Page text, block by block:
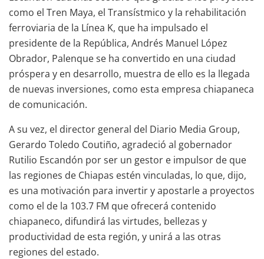
como el Tren Maya, el Transístmico y la rehabilitación
ferroviaria de la Línea K, que ha impulsado el
presidente de la República, Andrés Manuel López
Obrador, Palenque se ha convertido en una ciudad
próspera y en desarrollo, muestra de ello es la llegada
de nuevas inversiones, como esta empresa chiapaneca
de comunicación.
A su vez, el director general del Diario Media Group,
Gerardo Toledo Coutiño, agradeció al gobernador
Rutilio Escandón por ser un gestor e impulsor de que
las regiones de Chiapas estén vinculadas, lo que, dijo,
es una motivación para invertir y apostarle a proyectos
como el de la 103.7 FM que ofrecerá contenido
chiapaneco, difundirá las virtudes, bellezas y
productividad de esta región, y unirá a las otras
regiones del estado.